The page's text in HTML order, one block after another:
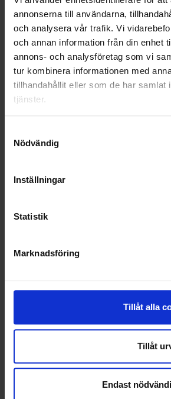
annonserna till användarna,
och analysera vår trafik. Vi
och annan information från din enhet
annons- och analysföretag som vi
tur kombinera informationen med
tillhandahållit eller som de har samlat
tjänster.
Nödvändig
Inställningar
Statistik
Marknadsföring
Tillåt alla
Tillåt
Endast
NYA UPPDRAG
OHLSSONS REGION MITT
OHLSSONS REGION SYD
OHLSSONS REGION VÄST
RENHÅLLNING
SAMARBETEN